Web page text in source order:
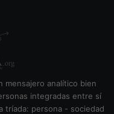
mensajero analítico bien
integradas entre sí
tríada: persona - sociedad